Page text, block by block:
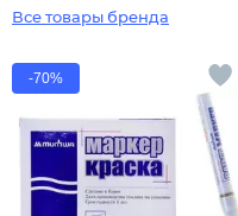
Все товары бренда
-70%